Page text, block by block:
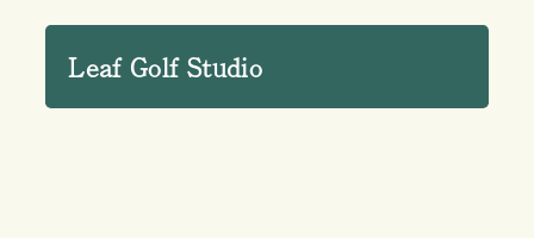
Leaf Golf Studio